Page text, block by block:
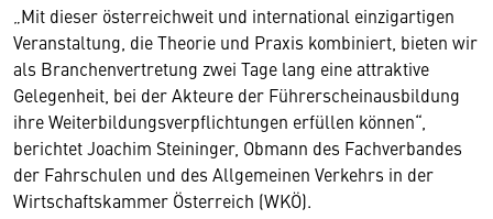
„Mit dieser österreichweit und international einzigartigen
Veranstaltung, die Theorie und Praxis kombiniert, bieten wir
als Branchenvertretung zwei Tage lang eine attraktive
Gelegenheit, bei der Akteure der Führerscheinausbildung
ihre Weiterbildungsverpflichtungen erfüllen können“,
berichtet Joachim Steininger, Obmann des Fachverbandes
der Fahrschulen und des Allgemeinen Verkehrs in der
Wirtschaftskammer Österreich (WKÖ).